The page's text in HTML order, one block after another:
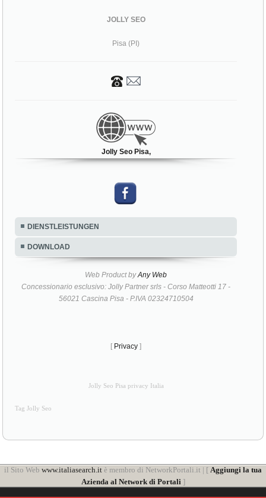
JOLLY SEO
Pisa (PI)
Jolly Seo Pisa,
DIENSTLEISTUNGEN
DOWNLOAD
Web Product byAny Web
Concessionario esclusivo: Jolly Partner srls - Corso Matteotti 17 -
56021 Cascina Pisa - P.IVA 02324710504
[ Privacy ]
Jolly Seo Pisa privacy Italia
Tag Jolly Seo
il Sito Web www.italiasearch.it è membro di NetworkPortali.it | [ Aggiungi la tua
Azienda al Network di Portali]